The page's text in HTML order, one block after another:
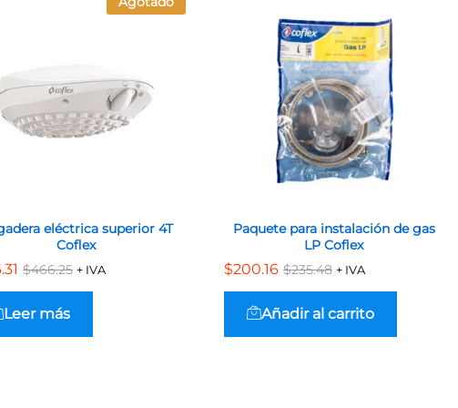
eléctrica superior 4T
Coflex
$466.25 + IVA
$466.25
Leer más
Paquete para instalación de gas
LP Coflex
$200.16 $235.48 + IVA
$200.16 $235.48
Añadir al carrito